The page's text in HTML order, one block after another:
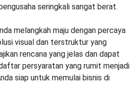
seringkali sangat berat.
melangkah maju dengan percaya
visual dan terstruktur yang
rencana yang jelas dan dapat
persyaratan yang rumit menjadi
siap untuk memulai bisnis di